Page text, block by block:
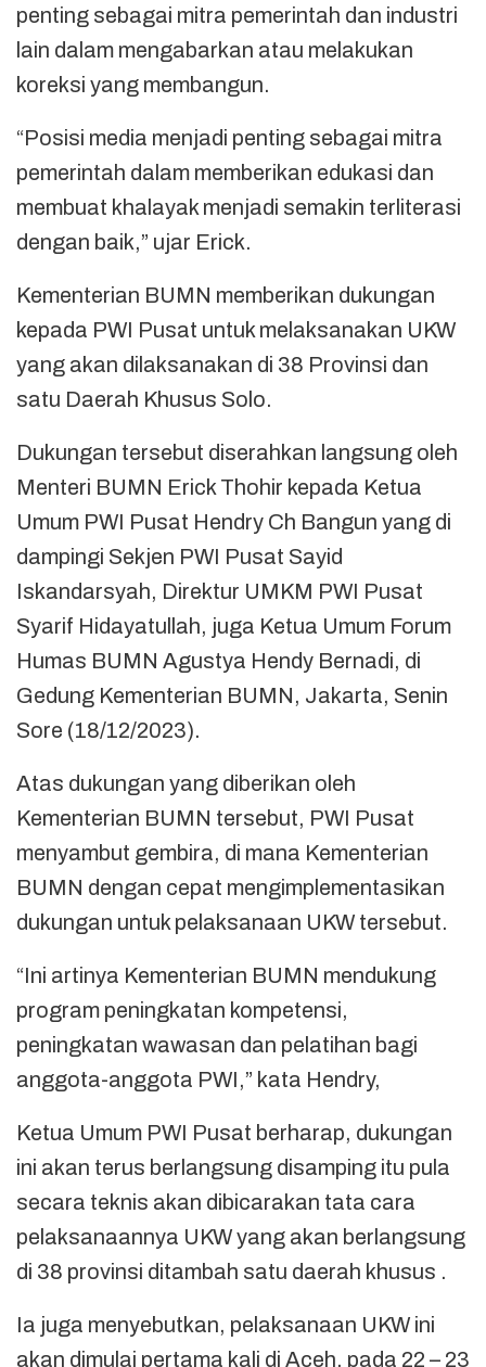
penting sebagai mitra pemerintah dan industri
lain dalam mengabarkan atau melakukan
koreksi yang membangun.
“Posisi media menjadi penting sebagai mitra
pemerintah dalam memberikan edukasi dan
membuat khalayak menjadi semakin terliterasi
dengan baik,” ujar Erick.
Kementerian BUMN memberikan dukungan
kepada PWI Pusat untuk melaksanakan UKW
yang akan dilaksanakan di 38 Provinsi dan
satu Daerah Khusus Solo.
Dukungan tersebut diserahkan langsung oleh
Menteri BUMN Erick Thohir kepada Ketua
Umum PWI Pusat Hendry Ch Bangun yang di
dampingi Sekjen PWI Pusat Sayid
Iskandarsyah, Direktur UMKM PWI Pusat
Syarif Hidayatullah, juga Ketua Umum Forum
Humas BUMN Agustya Hendy Bernadi, di
Gedung Kementerian BUMN, Jakarta, Senin
Sore (18/12/2023).
Atas dukungan yang diberikan oleh
Kementerian BUMN tersebut, PWI Pusat
menyambut gembira, di mana Kementerian
BUMN dengan cepat mengimplementasikan
dukungan untuk pelaksanaan UKW tersebut.
“Ini artinya Kementerian BUMN mendukung
program peningkatan kompetensi,
peningkatan wawasan dan pelatihan bagi
anggota-anggota PWI,” kata Hendry,
Ketua Umum PWI Pusat berharap, dukungan
ini akan terus berlangsung disamping itu pula
secara teknis akan dibicarakan tata cara
pelaksanaannya UKW yang akan berlangsung
di 38 provinsi ditambah satu daerah khusus .
Ia juga menyebutkan, pelaksanaan UKW ini
akan dimulai pertama kali di Aceh, pada 22 – 23